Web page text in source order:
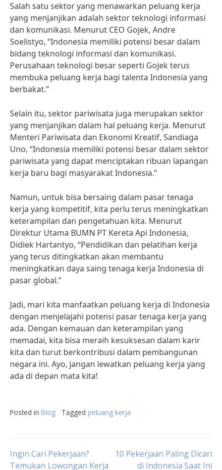
Salah satu sektor yang menawarkan peluang kerja
yang menjanjikan adalah sektor teknologi informasi
dan komunikasi. Menurut CEO Gojek, Andre
Soelistyo, “Indonesia memiliki potensi besar dalam
bidang teknologi informasi dan komunikasi.
Perusahaan teknologi besar seperti Gojek terus
membuka peluang kerja bagi talenta Indonesia yang
berbakat.”
Selain itu, sektor pariwisata juga merupakan sektor
yang menjanjikan dalam hal peluang kerja. Menurut
Menteri Pariwisata dan Ekonomi Kreatif, Sandiaga
Uno, “Indonesia memiliki potensi besar dalam sektor
pariwisata yang dapat menciptakan ribuan lapangan
kerja baru bagi masyarakat Indonesia.”
Namun, untuk bisa bersaing dalam pasar tenaga
kerja yang kompetitif, kita perlu terus meningkatkan
keterampilan dan pengetahuan kita. Menurut
Direktur Utama BUMN PT Kereta Api Indonesia,
Didiek Hartantyo, “Pendidikan dan pelatihan kerja
yang terus ditingkatkan akan membantu
meningkatkan daya saing tenaga kerja Indonesia di
pasar global.”
Jadi, mari kita manfaatkan peluang kerja di Indonesia
dengan menjelajahi potensi pasar tenaga kerja yang
ada. Dengan kemauan dan keterampilan yang
memadai, kita bisa meraih kesuksesan dalam karir
kita dan turut berkontribusi dalam pembangunan
negara ini. Ayo, jangan lewatkan peluang kerja yang
ada di depan mata kita!
Posted in Blog Tagged peluang kerja
Post
Ingin Cari Pekerjaan?
Temukan Lowongan Kerja
10 Pekerjaan Paling Dicari
di Indonesia Saat Ini